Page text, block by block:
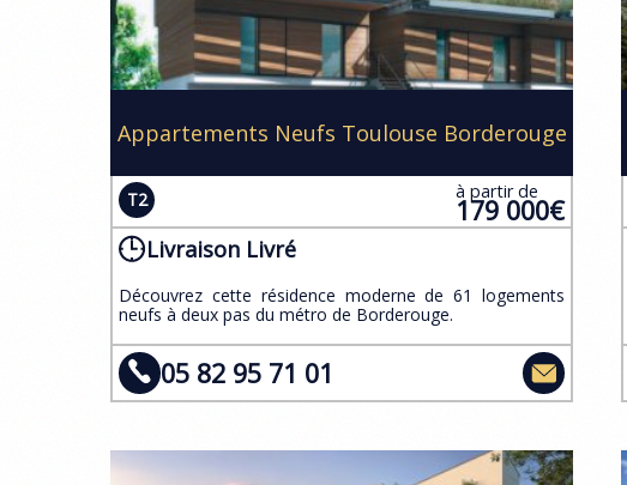
Appartements Neufs Toulouse Borderouge
T2 à partir de
179 000€
Livraison Livré
​Découvrez cette résidence moderne de 61 logements
neufs à deux pas du métro de Borderouge.
05 82 95 71 01